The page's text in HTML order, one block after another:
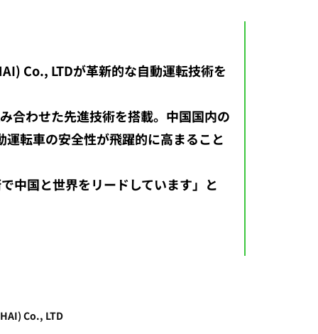
Co., LTDが革新的な自動運転技術を
合わせた先進技術を搭載。中国国内の
転車の安全性が飛躍的に高まること
中国と世界をリードしています」と
Co., LTD